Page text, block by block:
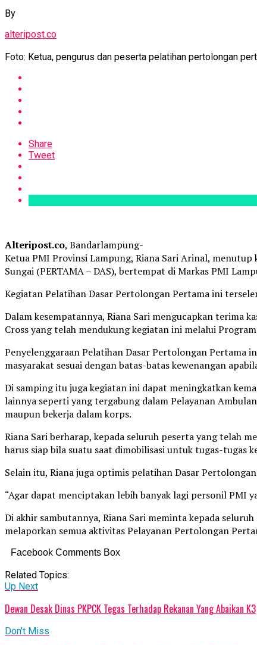
By
alteripost.co
Foto: Ketua, pengurus dan peserta pelatihan pertolongan
Share
Tweet
Alteripost.co, Bandarlampung-
Ketua PMI Provinsi Lampung, Riana Sari Arinal,
Sungai (PERTAMA – DAS), bertempat di Markas PMI
Kegiatan Pelatihan Dasar Pertolongan Pertama ini
Dalam kesempatannya, Riana Sari mengucapkan terima
Cross yang telah mendukung kegiatan ini melalui
Penyelenggaraan Pelatihan Dasar Pertolongan Pertama
masyarakat sesuai dengan batas-batas kewenangan
Di samping itu juga kegiatan ini dapat meningkatkan
lainnya seperti yang tergabung dalam Pelayanan
maupun bekerja dalam korps.
Riana Sari berharap, kepada seluruh peserta yang telah
harus siap bila suatu saat dimobilisasi untuk tugas-tugas
Selain itu, Riana juga optimis pelatihan Dasar
“Agar dapat menciptakan lebih banyak lagi personil PMI
Di akhir sambutannya, Riana Sari meminta kepada
melaporkan semua aktivitas Pelayanan Pertolongan
Facebook Comments Box
Related Topics:
Up Next
Dewan Desak Dinas PKPCK Tegas Terhadap Rekanan Yang Abaikan K3
Don't Miss